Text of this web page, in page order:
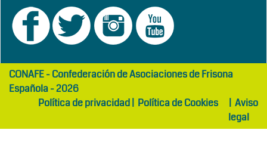
girls
abaya
maltepe
otelCONAFE - Confederación de Asociaciones de Frisona
Española - 2026
Política de privacidad| Política de Cookies | Aviso
legal